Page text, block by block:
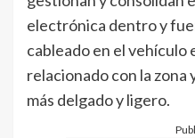
electrónica dentro y
cableado en el vehículo
relacionado con la zona
más delgado y ligero.